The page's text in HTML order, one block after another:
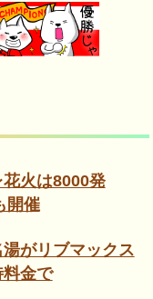
火は8000発
開催
がリブマックス
金で